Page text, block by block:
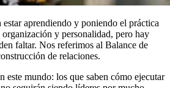
aprendiendo y poniendo el práctica
y personalidad, pero hay
faltar. Nos referimos al Balance de
de relaciones.
este mundo: los que saben cómo ejecutar